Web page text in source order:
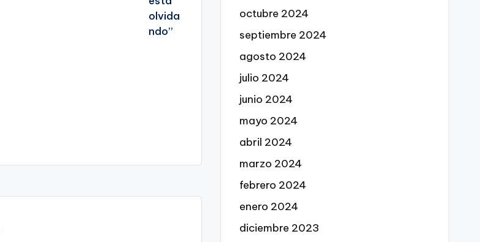
octubre 2024
septiembre 2024
agosto 2024
julio 2024
junio 2024
mayo 2024
abril 2024
marzo 2024
febrero 2024
enero 2024
diciembre 2023